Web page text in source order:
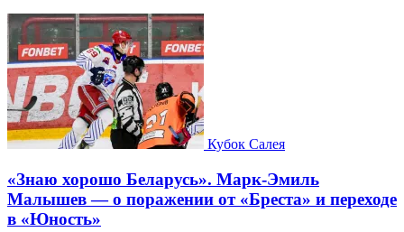
Кубок Салея
«Знаю хорошо Беларусь». Марк-Эмиль
Малышев — о поражении от «Бреста» и переходе
в «Юность»